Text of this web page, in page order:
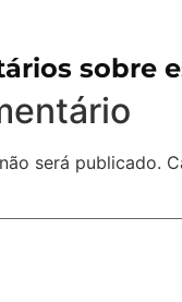
sobre
será publicado.